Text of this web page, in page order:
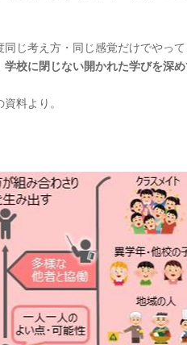
同じ考え方・同じ感覚だけでやっ
学校に閉じない開かれた学びを深
料より。